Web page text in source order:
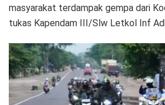
masyarakat terdampak gempa dari
tukas Kapendam III/Slw Letkol Inf